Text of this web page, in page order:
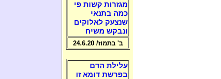
מגזרות קשות פי
כמה בתנאי
שנצעק לאלוקים
ונבקש משיח
ב' בתמוז/ 24.6.20
עלילת הדם
בפרשת דומא זו